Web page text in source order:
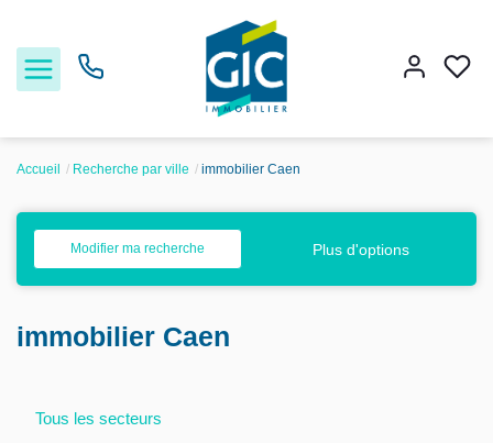
Acheter
Louer
Estimer
Nos services
Accueil Recherche par ville immobilier Caen
Modifier ma recherche Plus d'options
immobilier Caen
Tous les secteurs